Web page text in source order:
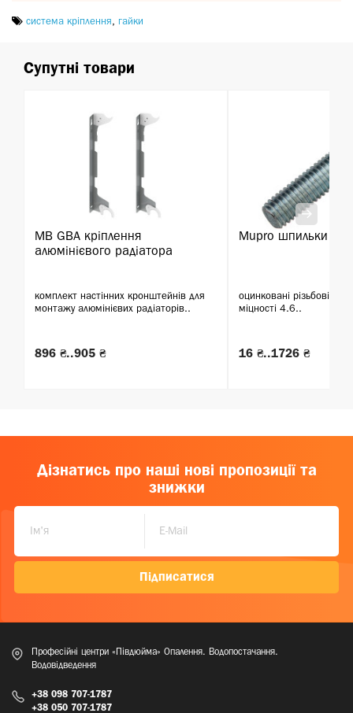
система кріплення гайки
Супутні товари
MB GBA кріплення
алюмінієвого радіатора
комплект настінних кронштейнів для
монтажу алюмінієвих радіаторів..
896 ₴..905 ₴
Mupro шпильки
оцинковані різьбові
міцності 4.6..
16 ₴..1726 ₴
Дізнатись про наші нові пропозиції та
знижки
Підписатися
Професійні центри «Півдюйма» Опалення. Водопостачання.
Водовідведення
+38 098 707-1787
+38 050 707-1787